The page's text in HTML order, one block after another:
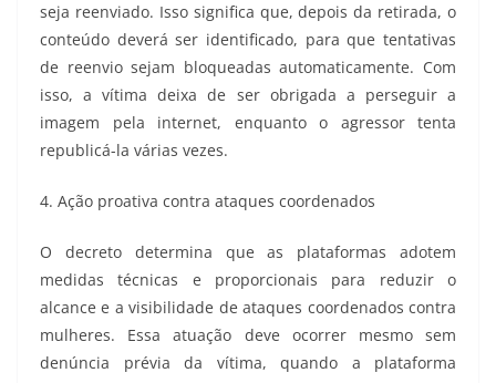
seja reenviado. Isso significa que, depois da retirada, o
conteúdo deverá ser identificado, para que tentativas
de reenvio sejam bloqueadas automaticamente. Com
isso, a vítima deixa de ser obrigada a perseguir a
imagem pela internet, enquanto o agressor tenta
republicá-la várias vezes.
4. Ação proativa contra ataques coordenados
O decreto determina que as plataformas adotem
medidas técnicas e proporcionais para reduzir o
alcance e a visibilidade de ataques coordenados contra
mulheres. Essa atuação deve ocorrer mesmo sem
denúncia prévia da vítima, quando a plataforma